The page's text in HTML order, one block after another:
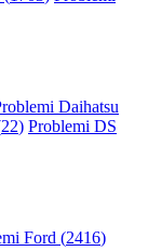
Daihatsu
22) Problemi DS
Ford (2416)